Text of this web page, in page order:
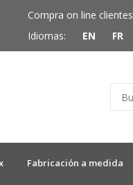
Compra on line clientes
Idiomas:
EN FR
Fabricación a medida